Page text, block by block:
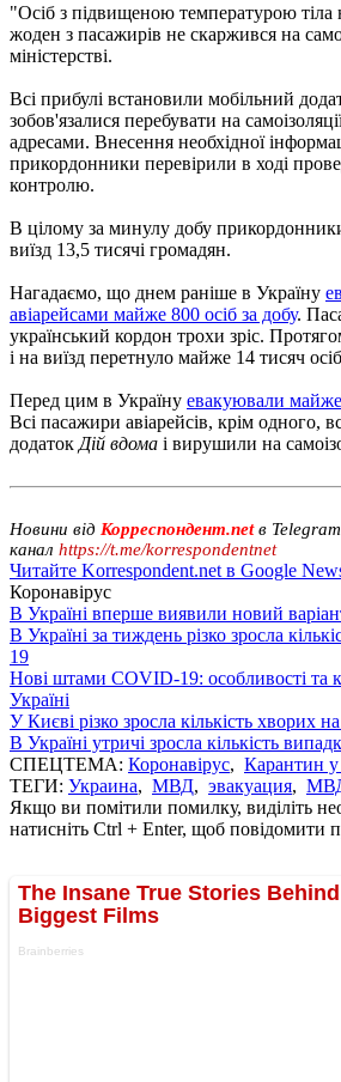
"Осіб з підвищеною температурою
жоден з пасажирів не скаржився на
міністерстві.
Всі прибулі встановили мобільний
зобов'язалися перебувати на
адресами. Внесення необхідної
прикордонники перевірили в ході
контролю.
В цілому за минулу добу
виїзд 13,5 тисячі громадян.
Нагадаємо, що днем ​​раніше в Україну
авіарейсами майже 800 осіб за добу.
український кордон трохи зріс.
і на виїзд перетнуло майже 14 тисяч
Перед цим в Україну евакуювали
Всі пасажири авіарейсів, крім одного,
додаток Дій вдома і вирушили на
Новини від Корреспондент.netв
канал https://t.me/korrespondentnet
Читайте Korrespondent.net в Google
Коронавірус
В Україні вперше виявили новий
В Україні за тиждень різко зросла
19
Нові штами COVID-19: особливості та
Україні
У Києві різко зросла кількість хворих
В Україні утричі зросла кількість
СПЕЦТЕМА: Коронавірус, Карантин у
ТЕГИ: Украина, МВД, эвакуация,
Якщо ви помітили помилку, виділіть
натисніть Ctrl + Enter, щоб повідомити